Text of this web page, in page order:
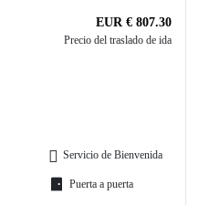
EUR € 807.30
Precio del traslado de ida
Servicio de Bienvenida
Puerta a puerta